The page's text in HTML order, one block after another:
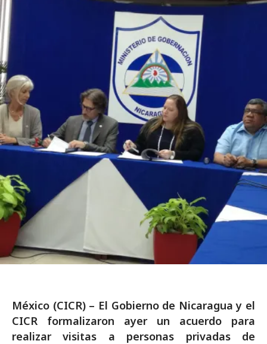
México (CICR) – El Gobierno de Nicaragua y el
CICR formalizaron ayer un acuerdo para
realizar visitas a personas privadas de